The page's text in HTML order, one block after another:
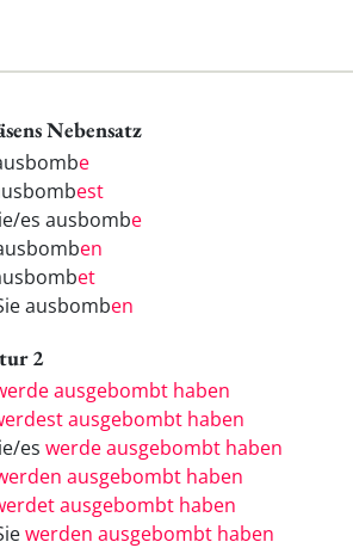
Nebensatz
e
est
es ausbombe
en
et
ausbomben
2
ausgebombt haben
ausgebombt haben
es werde ausgebombt haben
ausgebombt haben
ausgebombt haben
werden ausgebombt haben